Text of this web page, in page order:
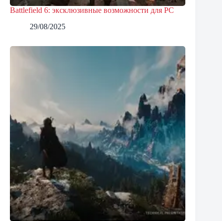
Battlefield 6: эксклюзивные возможности для PC
29/08/2025